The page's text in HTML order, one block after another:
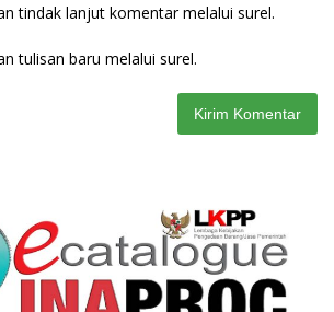
tindak lanjut komentar melalui surel.
tulisan baru melalui surel.